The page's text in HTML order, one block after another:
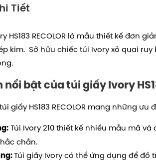
Tiết
HS183 RECOLOR là mẫu thiết kế đơn
kim. Sở hữu chiếc túi Ivory xỏ quai
nổi bật của túi giấy Ivory
giấy HS183 RECOLOR mang những
Túi Ivory 210 thiết kế nhiều mẫu mã
chắn.
Túi giấy Ivory có thể ứng dụng để đồ